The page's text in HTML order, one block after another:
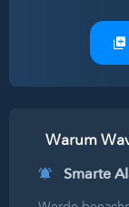
Warum
Smarte